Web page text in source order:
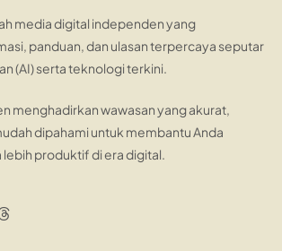
media digital independen yang
panduan, dan ulasan terpercaya seputar
(AI) serta teknologi terkini.
menghadirkan wawasan yang akurat,
dipahami untuk membantu Anda
produktif di era digital.
Threads